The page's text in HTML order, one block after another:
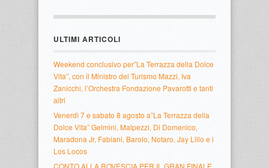
ULTIMI ARTICOLI
Weekend conclusivo per”La Terrazza della Dolce
Vita”, con il Ministro del Turismo Mazzi, Iva
Zanicchi, l’Orchestra Fondazione Pavarotti e tanti
altri
Venerdì 7 e sabato 8 agosto a”La Terrazza della
Dolce Vita” Gelmini, Malpezzi, Di Domenico,
Maradona Jr, Fabiani, Barolo, Notaro, Jay Lillo e i
Los Locos